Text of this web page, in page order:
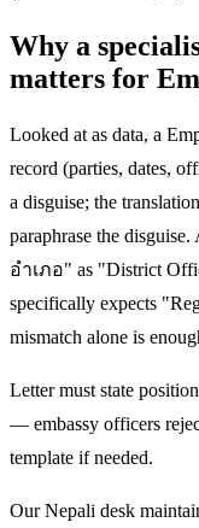
Why a
matters for
Looked at as data, a
record (parties, dates,
a disguise; the
paraphrase the
อำเภอ" as "District
specifically expects
mismatch alone is
Letter must state
— embassy officers
template if needed.
Our Nepali desk